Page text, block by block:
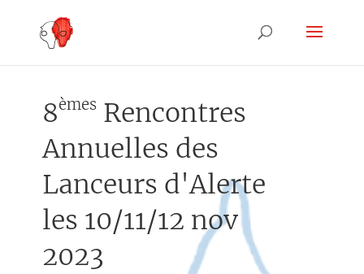
8èmesRencontres
Annuelles des
Lanceurs d'Alerte
les 10/11/12 nov
2023